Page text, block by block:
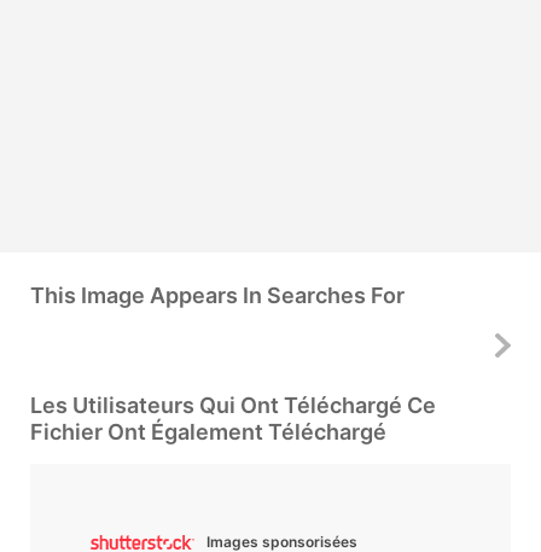
This Image Appears In Searches For
Les Utilisateurs Qui Ont Téléchargé Ce
Fichier Ont Également Téléchargé
Images sponsorisées